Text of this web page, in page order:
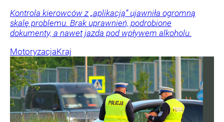
Kontrola kierowców z „aplikacją” ujawniła ogromną
skalę problemu. Brak uprawnień, podrobione
dokumenty, a nawet jazda pod wpływem alkoholu.
MotoryzacjaKraj